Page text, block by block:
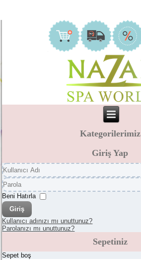
Kategorilerimiz
Giriş Yap
Kullanıcı
Adı
Parola
Beni Hatırla
Giriş
Kullanıcı adınızı mı unuttunuz?
Parolanızı mı unuttunuz?
Sepetiniz
Sepet boş